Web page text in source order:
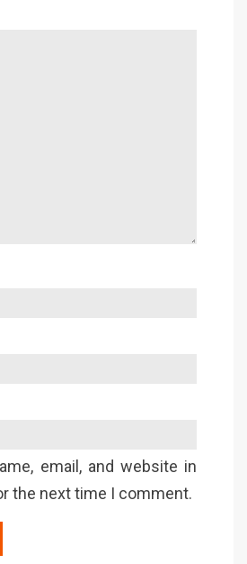
email, and website in
the next time I comment.